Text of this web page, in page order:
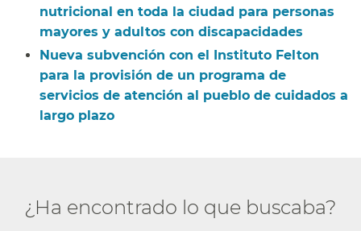
nutricional en toda la ciudad para personas
mayores y adultos con discapacidades​​
Nueva subvención con el Instituto Felton
para la provisión de un programa de
servicios de atención al pueblo de cuidados a
largo plazo​​
¿Ha encontrado lo que buscaba?​​